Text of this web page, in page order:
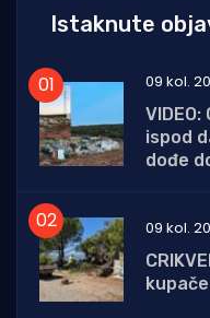
Istaknute
09 kol.
ispod
dođe
09 kol.
kupače